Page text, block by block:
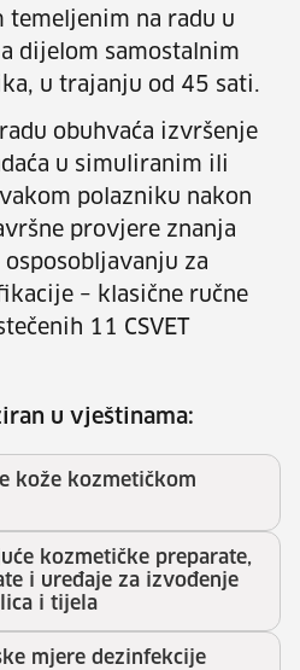
temeljenim na radu u
dijelom samostalnim
u trajanju od 45 sati.
obuhvaća izvršenje
u simuliranim ili
polazniku nakon
provjere znanja
za
– klasične ručne
11 CSVET
u vještinama:
kože kozmetičkom
kozmetičke preparate,
i uređaje za izvođenje
i tijela
mjere dezinfekcije